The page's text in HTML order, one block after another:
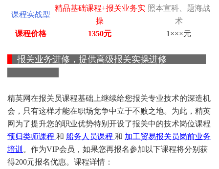
课程实战型
精品基础课程+报关业务实
操
照本宣科、题海战
术
课程价格
1350元 1×××元
报关业务进修，提供高级报关实操进修
精英网在报关员课程基础上继续给您报关专业技术的深造机
会，只有这样才能在职场竞争中立于不败之地。为此，精英
网为了提升您的职业优势特别开设了报关中的技术岗位课程
预归类师课程 和 船务人员课程 和 加工贸易报关员岗前业务
培训 。作为VIP会员，如果您再报名参加以下课程将分别获
得200元报名优惠。课程详情：